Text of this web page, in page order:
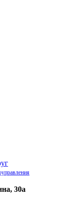
30а